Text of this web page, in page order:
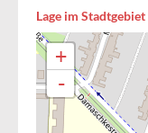
Lage im Stadtgebiet
+
-